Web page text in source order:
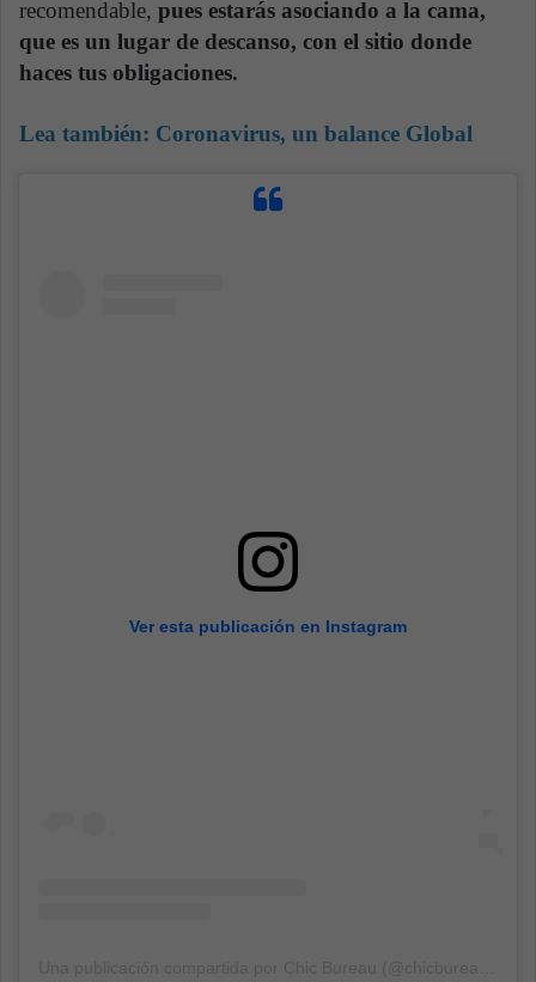
recomendable, pues estarás asociando a la cama,
que es un lugar de descanso, con el sitio donde
haces tus obligaciones.
Lea también: Coronavirus, un balance Global
Ver esta publicación en Instagram